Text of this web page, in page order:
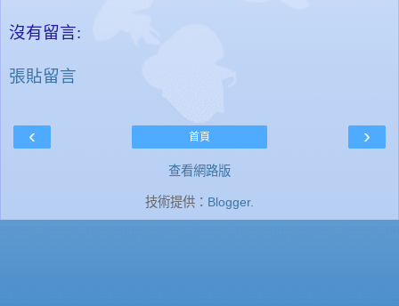
沒有留言:
張貼留言
‹ ›
首頁
查看網路版
技術提供： Blogger.